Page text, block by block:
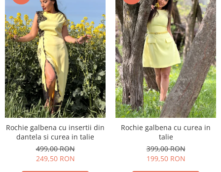
Rochie galbena cu insertii din
dantela si curea in talie
499,00 RON
249,50 RON
Rochie galbena cu curea in
talie
399,00 RON
199,50 RON